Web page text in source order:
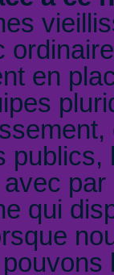
en
publics,
qui